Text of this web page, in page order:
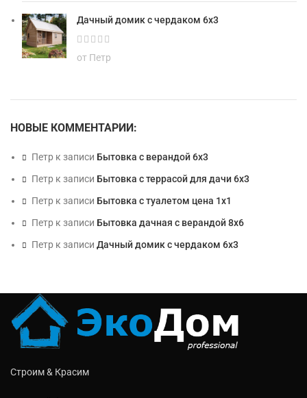
Дачный домик с чердаком 6х3
от Петр
НОВЫЕ КОММЕНТАРИИ:
Петр к записи Бытовка с верандой 6х3
Петр к записи Бытовка с террасой для дачи 6х3
Петр к записи Бытовка с туалетом цена 1х1
Петр к записи Бытовка дачная с верандой 8х6
Петр к записи Дачный домик с чердаком 6х3
Строим & Красим